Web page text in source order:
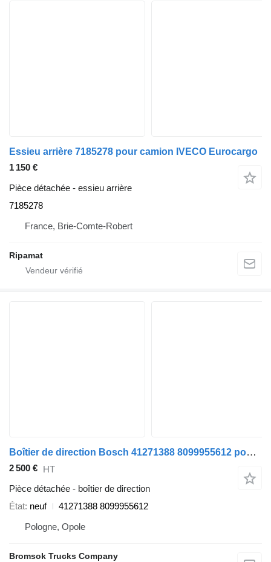
Essieu arrière 7185278 pour camion IVECO Eurocargo
1 150 €
Pièce détachée - essieu arrière
7185278
France, Brie-Comte-Robert
Ripamat
Boîtier de direction Bosch 41271388 8099955612 pour camion IVECO
2 500 € HT
Pièce détachée - boîtier de direction
État neuf
41271388 8099955612
Pologne, Opole
Bromsok Trucks Company